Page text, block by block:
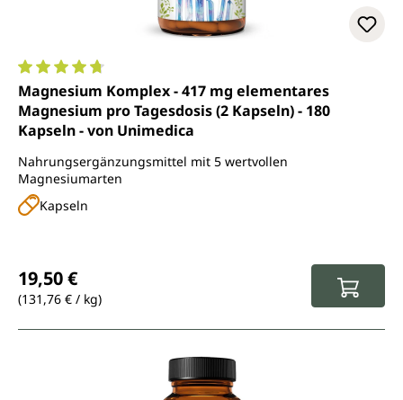
Durchschnittliche Bewertung von 4.7 von 5 Sternen
Magnesium Komplex - 417 mg elementares
Magnesium pro Tagesdosis (2 Kapseln) - 180
Kapseln - von Unimedica
Nahrungsergänzungsmittel mit 5 wertvollen
Magnesiumarten
Kapseln
19,50 €
(131,76 € / kg)